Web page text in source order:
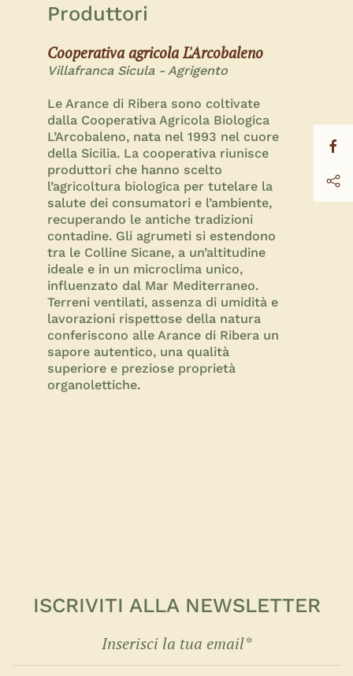
Produttori
Cooperativa agricola L'Arcobaleno
Villafranca Sicula - Agrigento
Le Arance di Ribera sono coltivate
dalla Cooperativa Agricola Biologica
L’Arcobaleno, nata nel 1993 nel cuore
della Sicilia. La cooperativa riunisce
produttori che hanno scelto
l’agricoltura biologica per tutelare la
salute dei consumatori e l’ambiente,
recuperando le antiche tradizioni
contadine. Gli agrumeti si estendono
tra le Colline Sicane, a un’altitudine
ideale e in un microclima unico,
influenzato dal Mar Mediterraneo.
Terreni ventilati, assenza di umidità e
lavorazioni rispettose della natura
conferiscono alle Arance di Ribera un
sapore autentico, una qualità
superiore e preziose proprietà
organolettiche.
ISCRIVITI ALLA NEWSLETTER